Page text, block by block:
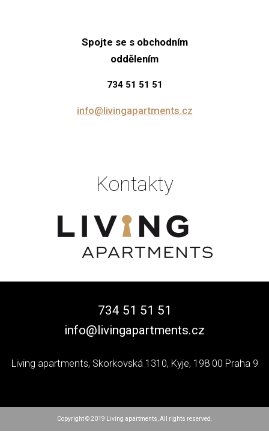
Spojte se s obchodním
oddělením
734 51 51 51
info@livingapartments.cz
Kontakty
734 51 51 51
info@livingapartments.cz
Living apartments, Skorkovská 1310, Kyje, 198 00 Praha 9
Copyright © 2019 Living apartments, All rights reserved.